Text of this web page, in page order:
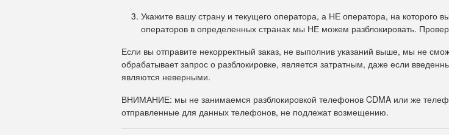
Укажите вашу страну и текущего оператора, а НЕ оператора, на которого
операторов в определенных странах мы НЕ можем разблокировать.
Если вы отправите некорректный заказ, не выполнив указаний выше, мы не
обрабатывает запрос о разблокировке, является затратным, даже если
являются неверными.
ВНИМАНИЕ: мы не занимаемся разблокировкой телефонов CDMA или же
отправленные для данных телефонов, не подлежат возмещению.